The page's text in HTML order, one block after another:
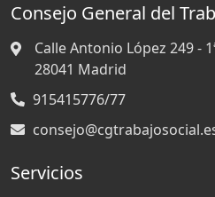
Consejo General del
Calle Antonio López 249 -
28041 Madrid
915415776/77
Servicios